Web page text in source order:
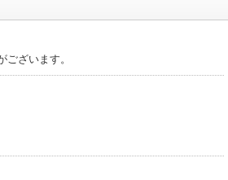
だいております。 ご迷惑をおかけいたしますが、
ざいます。